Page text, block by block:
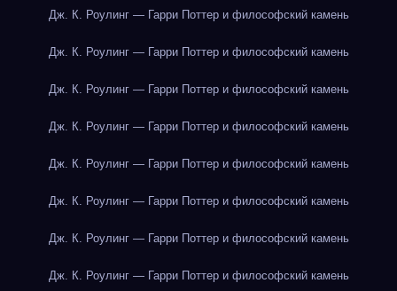
Дж. К. Роулинг — Гарри Поттер и философский камень
Дж. К. Роулинг — Гарри Поттер и философский камень
Дж. К. Роулинг — Гарри Поттер и философский камень
Дж. К. Роулинг — Гарри Поттер и философский камень
Дж. К. Роулинг — Гарри Поттер и философский камень
Дж. К. Роулинг — Гарри Поттер и философский камень
Дж. К. Роулинг — Гарри Поттер и философский камень
Дж. К. Роулинг — Гарри Поттер и философский камень